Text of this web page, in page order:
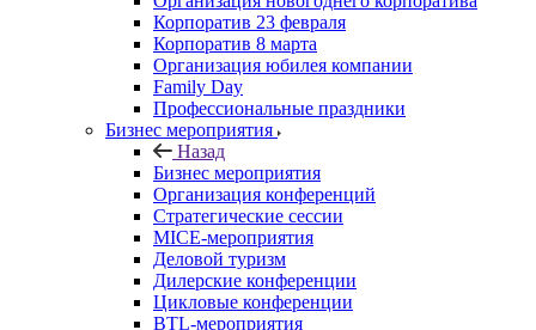
Корпоратив 23 февраля
Корпоратив 8 марта
Организация юбилея компании
Family Day
Профессиональные праздники
Бизнес мероприятия
Назад
Бизнес мероприятия
Организация конференций
Стратегические сессии
MICE-мероприятия
Деловой туризм
Дилерские конференции
Цикловые конференции
BTL-мероприятия